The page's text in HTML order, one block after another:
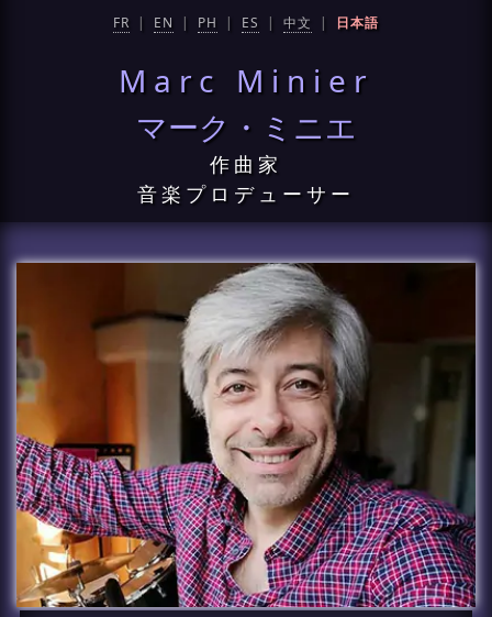
FR | EN | PH | ES | 中文 | 日本語
Marc Minier
マーク・ミニエ
作曲家
音楽プロデューサー